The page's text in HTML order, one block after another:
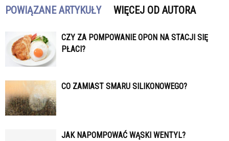
POWIĄZANE ARTYKUŁY WIĘCEJ OD AUTORA
CZY ZA POMPOWANIE OPON NA STACJI SIĘ
PŁACI?
CO ZAMIAST SMARU SILIKONOWEGO?
JAK NAPOMPOWAĆ WĄSKI WENTYL?